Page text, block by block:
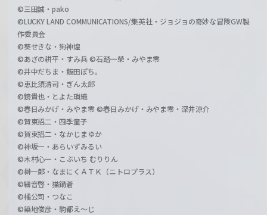
©三田誠・pako
©LUCKY LAND COMMUNICATIONS/集英社・ジョジョの奇妙な冒険GW製
作委員会
©葵せきな・狗神煌
©あざの耕平・すみ兵 ©石踏一榮・みやま零
©井中だちま・飯田ぽち。
©恵比須清司・ぎん太郎
©鏡貴也・とよた瑣織
©春日みかげ・みやま零 ©春日みかげ・みやま零・深井涼介
©賀東招二・四季童子
©賀東招二・なかじまゆか
©神坂一・あらいずみるい
©木村心一・こぶいち むりりん
©榊一郎・なまにくＡＴＫ（ニトロプラス）
©細音啓・猫鍋蒼
©橘公司・つなこ
©築地俊彦・駒都え～じ